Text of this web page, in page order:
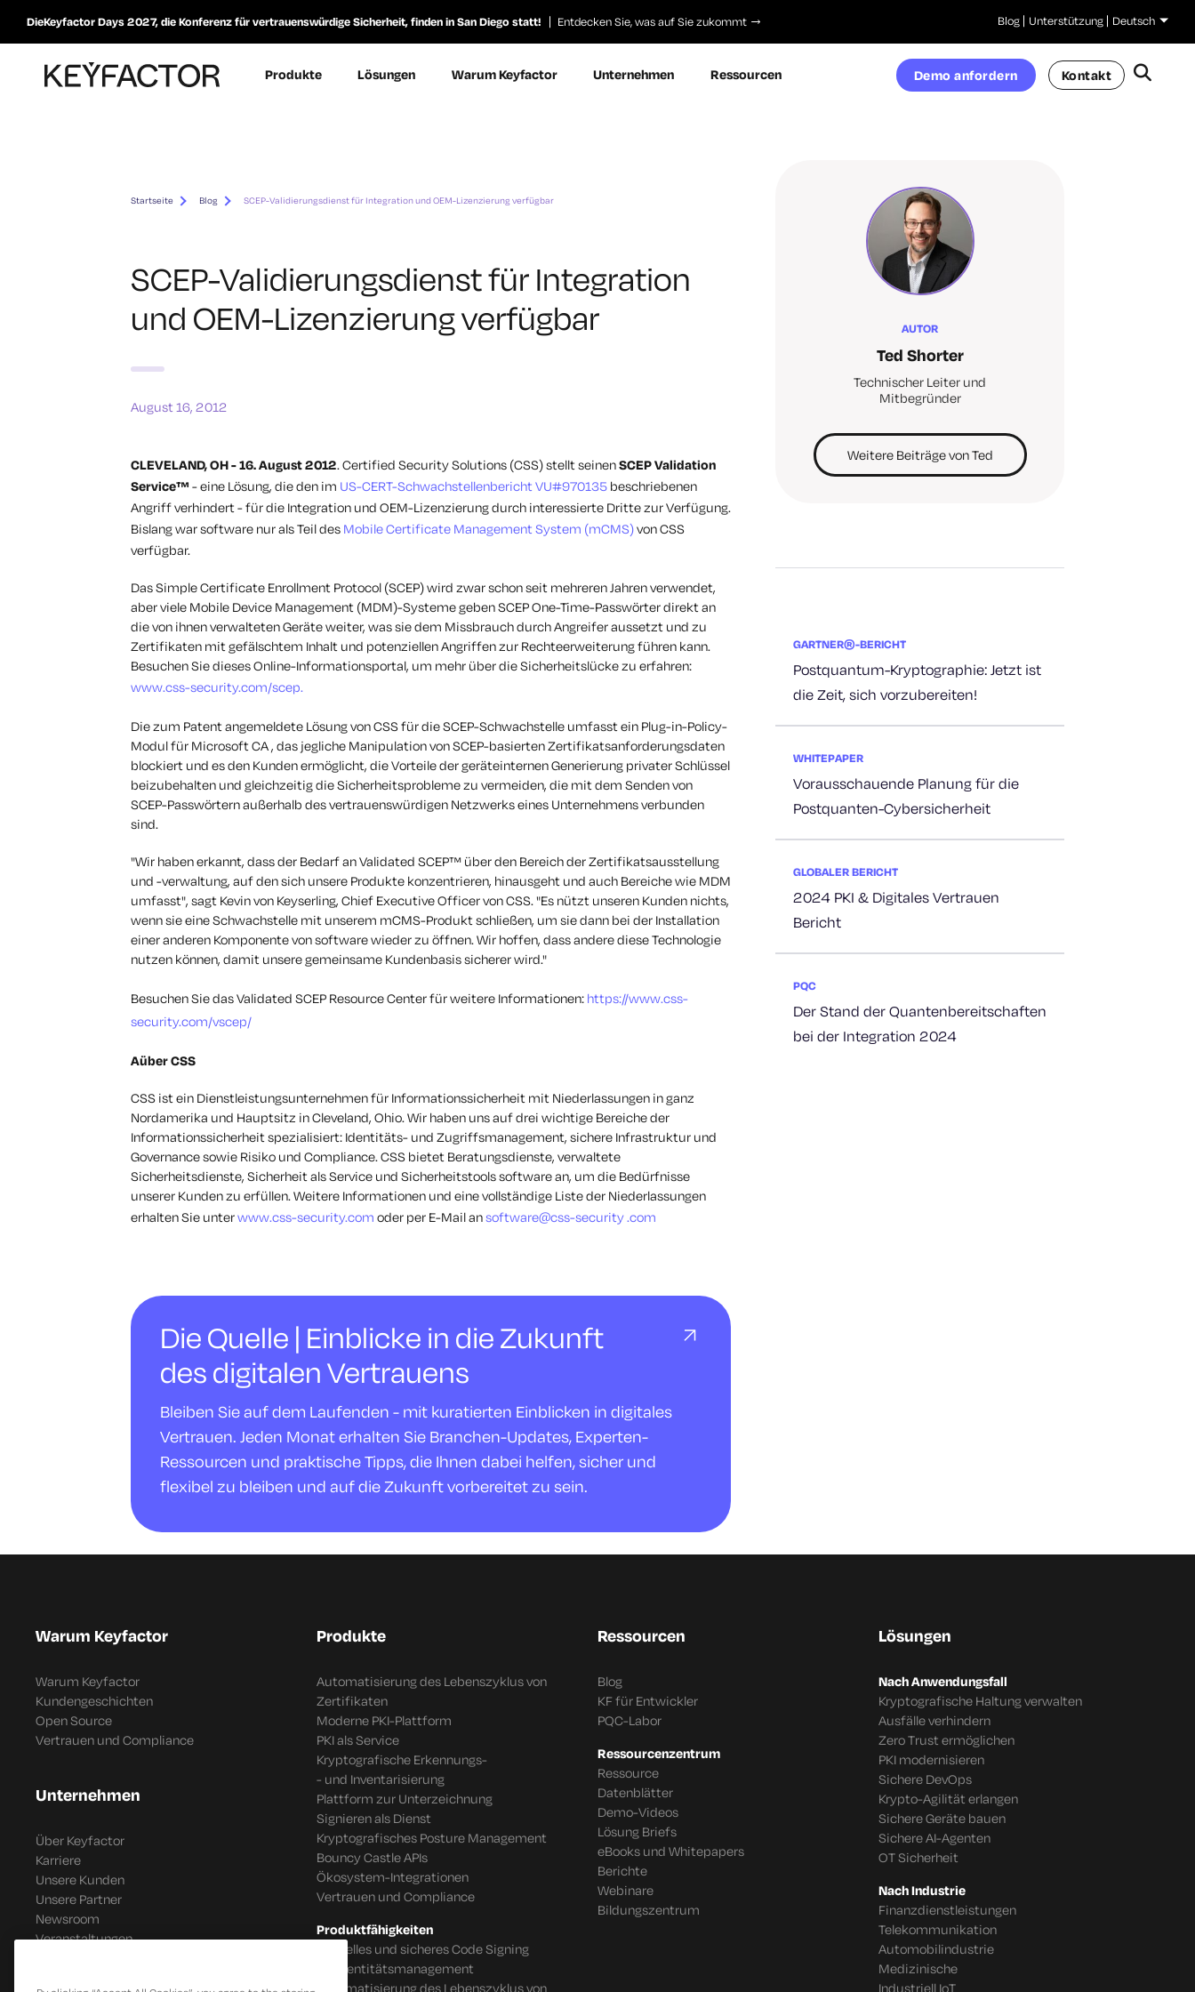
DieKeyfactor Days 2027, die Konferenz für vertrauenswürdige Sicherheit, finden in San Diego statt! Entdecken Sie, was auf Sie zukommt Blog Unterstützung Deutsch
Produkte Lösungen Warum Keyfactor Unternehmen Ressourcen Demo anfordern Kontakt
Startseite Blog SCEP-Validierungsdienst für Integration und OEM-Lizenzierung verfügbar
SCEP-Validierungsdienst für Integration
und OEM-Lizenzierung verfügbar
August 16, 2012
CLEVELAND, OH - 16. August 2012. Certified Security Solutions (CSS) stellt seinenSCEP Validation
Service™ - eine Lösung, die den im US-CERT-Schwachstellenbericht VU#970135 beschriebenen
Angriff verhindert - für die Integration und OEM-Lizenzierung durch interessierte Dritte zur Verfügung.
Bislang war software nur als Teil des Mobile Certificate Management System (mCMS)von CSS
verfügbar.
Das Simple Certificate Enrollment Protocol (SCEP) wird zwar schon seit mehreren Jahren verwendet,
aber viele Mobile Device Management (MDM)-Systeme geben SCEP One-Time-Passwörter direkt an
die von ihnen verwalteten Geräte weiter, was sie dem Missbrauch durch Angreifer aussetzt und zu
Zertifikaten mit gefälschtem Inhalt und potenziellen Angriffen zur Rechteerweiterung führen kann.
Besuchen Sie dieses Online-Informationsportal, um mehr über die Sicherheitslücke zu erfahren:
www.css-security.com/scep.
Die zum Patent angemeldete Lösung von CSS für die SCEP-Schwachstelle umfasst ein Plug-in-Policy-
Modul für Microsoft CA , das jegliche Manipulation von SCEP-basierten Zertifikatsanforderungsdaten
blockiert und es den Kunden ermöglicht, die Vorteile der geräteinternen Generierung privater Schlüssel
beizubehalten und gleichzeitig die Sicherheitsprobleme zu vermeiden, die mit dem Senden von
SCEP-Passwörtern außerhalb des vertrauenswürdigen Netzwerks eines Unternehmens verbunden
sind.
"Wir haben erkannt, dass der Bedarf an Validated SCEP™ über den Bereich der Zertifikatsausstellung
und -verwaltung, auf den sich unsere Produkte konzentrieren, hinausgeht und auch Bereiche wie MDM
umfasst", sagt Kevin von Keyserling, Chief Executive Officer von CSS. "Es nützt unseren Kunden nichts,
wenn sie eine Schwachstelle mit unserem mCMS-Produkt schließen, um sie dann bei der Installation
einer anderen Komponente von software wieder zu öffnen. Wir hoffen, dass andere diese Technologie
nutzen können, damit unsere gemeinsame Kundenbasis sicherer wird."
Besuchen Sie das Validated SCEP Resource Center für weitere Informationen: https://www.css-
security.com/vscep/
Aüber CSS
CSS ist ein Dienstleistungsunternehmen für Informationssicherheit mit Niederlassungen in ganz
Nordamerika und Hauptsitz in Cleveland, Ohio. Wir haben uns auf drei wichtige Bereiche der
Informationssicherheit spezialisiert: Identitäts- und Zugriffsmanagement, sichere Infrastruktur und
Governance sowie Risiko und Compliance. CSS bietet Beratungsdienste, verwaltete
Sicherheitsdienste, Sicherheit als Service und Sicherheitstools software an, um die Bedürfnisse
unserer Kunden zu erfüllen. Weitere Informationen und eine vollständige Liste der Niederlassungen
erhalten Sie unterwww.css-security.com oder per E-Mail ansoftware@css-security.com
Die Quelle | Einblicke in die Zukunft
des digitalen Vertrauens
Bleiben Sie auf dem Laufenden - mit kuratierten Einblicken in digitales
Vertrauen. Jeden Monat erhalten Sie Branchen-Updates, Experten-
Ressourcen und praktische Tipps, die Ihnen dabei helfen, sicher und
flexibel zu bleiben und auf die Zukunft vorbereitet zu sein.
AUTOR
Ted Shorter
Technischer Leiter und
Mitbegründer
Weitere Beiträge von Ted
GARTNER®-BERICHT
Postquantum-Kryptographie: Jetzt ist
die Zeit, sich vorzubereiten!
WHITEPAPER
Vorausschauende Planung für die
Postquanten-Cybersicherheit
GLOBALER BERICHT
2024 PKI & Digitales Vertrauen
Bericht
PQC
Der Stand der Quantenbereitschaften
bei der Integration 2024
Warum Keyfactor
Warum Keyfactor
Kundengeschichten
Open Source
Vertrauen und Compliance
Unternehmen
Über Keyfactor
Karriere
Unsere Kunden
Unsere Partner
Newsroom
Veranstaltungen
Produkte
Automatisierung des Lebenszyklus von
Zertifikaten
Moderne PKI-Plattform
PKI als Service
Kryptografische Erkennungs-
- und Inventarisierung
Plattform zur Unterzeichnung
Signieren als Dienst
Kryptografisches Posture Management
Bouncy Castle APIs
Ökosystem-Integrationen
Vertrauen und Compliance
Produktfähigkeiten
Schnelles und sicheres Code Signing
IoT Identitätsmanagement
Automatisierung des Lebenszyklus von
Ressourcen
Blog
KF für Entwickler
PQC-Labor
Ressourcenzentrum
Ressource
Datenblätter
Demo-Videos
Lösung Briefs
eBooks und Whitepapers
Berichte
Webinare
Bildungszentrum
Lösungen
Nach Anwendungsfall
Kryptografische Haltung verwalten
Ausfälle verhindern
Zero Trust ermöglichen
PKI modernisieren
Sichere DevOps
Krypto-Agilität erlangen
Sichere Geräte bauen
Sichere AI-Agenten
OT Sicherheit
Nach Industrie
Finanzdienstleistungen
Telekommunikation
Automobilindustrie
Medizinische
Industriell IoT